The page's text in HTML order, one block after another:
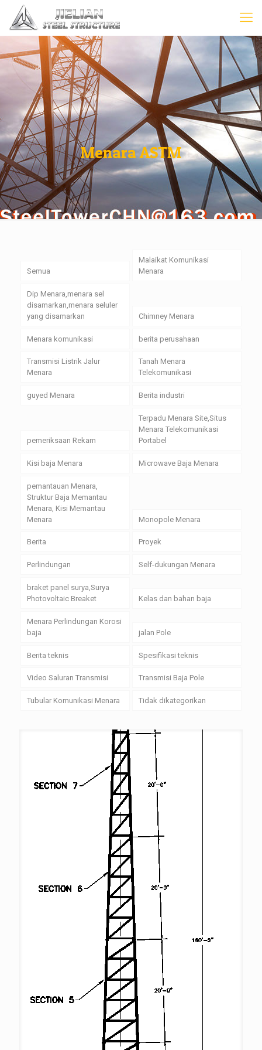
Menara ASTM
Semua
Malaikat Komunikasi
Menara
Dip Menara,menara sel
disamarkan,menara seluler
yang disamarkan
Chimney Menara
Menara komunikasi berita perusahaan
Transmisi Listrik Jalur
Menara
Tanah Menara
Telekomunikasi
guyed Menara Berita industri
pemeriksaan Rekam
Terpadu Menara Site,Situs
Menara Telekomunikasi
Portabel
Kisi baja Menara Microwave Baja Menara
pemantauan Menara,
Struktur Baja Memantau
Menara, Kisi Memantau
Menara
Monopole Menara
Berita Proyek
Perlindungan Self-dukungan Menara
braket panel surya,Surya
Photovoltaic Breaket
Kelas dan bahan baja
Menara Perlindungan Korosi
baja
jalan Pole
Berita teknis Spesifikasi teknis
Video Saluran Transmisi Transmisi Baja Pole
Tubular Komunikasi Menara Tidak dikategorikan